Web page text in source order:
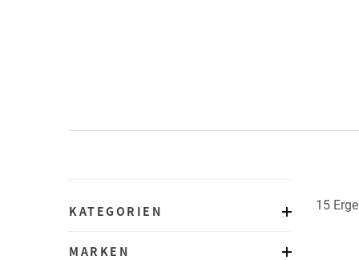
KATEGORIEN
MARKEN
15